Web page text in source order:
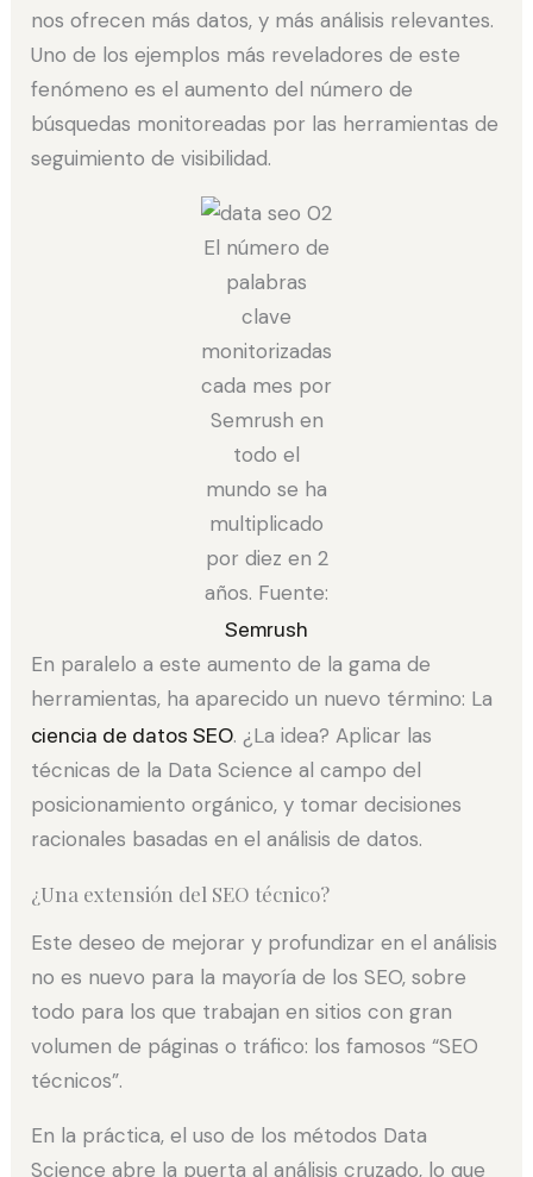
nos ofrecen más datos, y más análisis relevantes.
Uno de los ejemplos más reveladores de este
fenómeno es el aumento del número de
búsquedas monitoreadas por las herramientas de
seguimiento de visibilidad.
El número de
palabras
clave
monitorizadas
cada mes por
Semrush en
todo el
mundo se ha
multiplicado
por diez en 2
años. Fuente:
Semrush
En paralelo a este aumento de la gama de
herramientas, ha aparecido un nuevo término: La
ciencia de datos SEO. ¿La idea? Aplicar las
técnicas de la Data Science al campo del
posicionamiento orgánico, y tomar decisiones
racionales basadas en el análisis de datos.
¿Una extensión del SEO técnico?
Este deseo de mejorar y profundizar en el análisis
no es nuevo para la mayoría de los SEO, sobre
todo para los que trabajan en sitios con gran
volumen de páginas o tráfico: los famosos “SEO
técnicos”.
En la práctica, el uso de los métodos Data
Science abre la puerta al análisis cruzado, lo que